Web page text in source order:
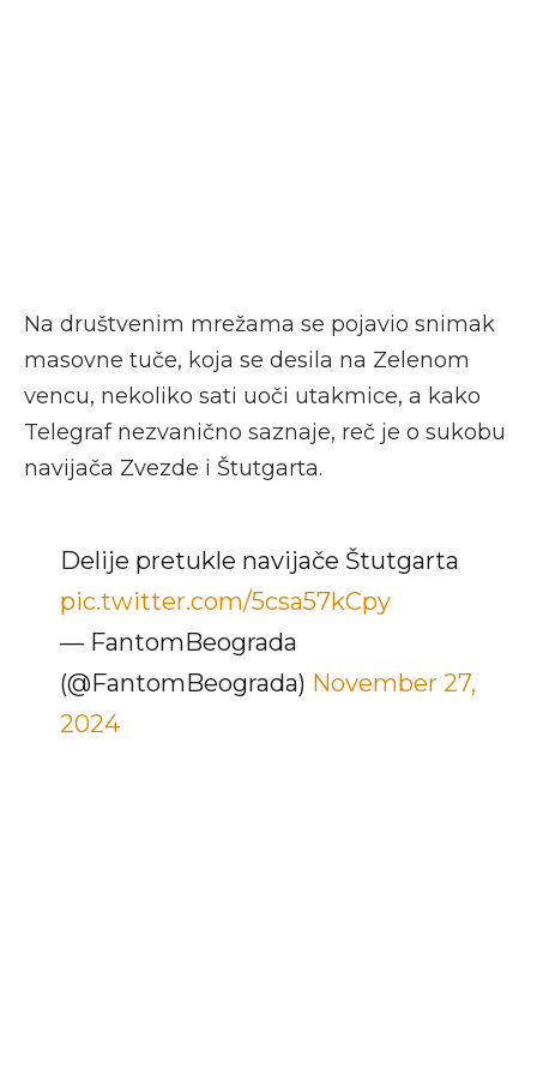
Na društvenim mrežama se pojavio snimak
masovne tuče, koja se desila na Zelenom
vencu, nekoliko sati uoči utakmice, a kako
Telegraf nezvanično saznaje, reč je o sukobu
navijača Zvezde i Štutgarta.
Delije pretukle navijače Štutgarta
pic.twitter.com/5csa57kCpy
— FantomBeograda
(@FantomBeograda) November 27,
2024